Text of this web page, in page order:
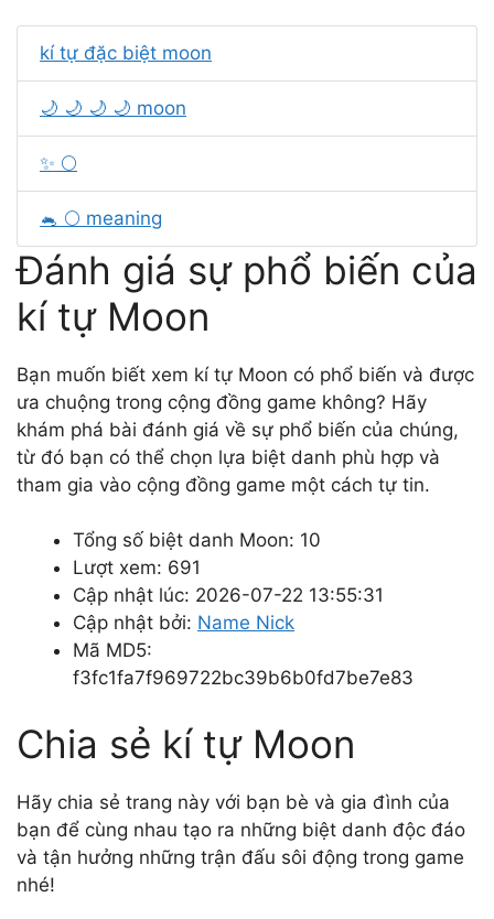
kí tự đặc biệt moon
🌙 🌙 🌙 🌙 moon
✨ 🌕
🐁 🌕 meaning
Đánh giá sự phổ biến của
kí tự Moon
Bạn muốn biết xem kí tự Moon có phổ biến và được
ưa chuộng trong cộng đồng game không? Hãy
khám phá bài đánh giá về sự phổ biến của chúng,
từ đó bạn có thể chọn lựa biệt danh phù hợp và
tham gia vào cộng đồng game một cách tự tin.
Tổng số biệt danh Moon: 10
Lượt xem: 691
Cập nhật lúc: 2026-07-22 13:55:31
Cập nhật bởi: Name Nick
Mã MD5:
f3fc1fa7f969722bc39b6b0fd7be7e83
Chia sẻ kí tự Moon
Hãy chia sẻ trang này với bạn bè và gia đình của
bạn để cùng nhau tạo ra những biệt danh độc đáo
và tận hưởng những trận đấu sôi động trong game
nhé!